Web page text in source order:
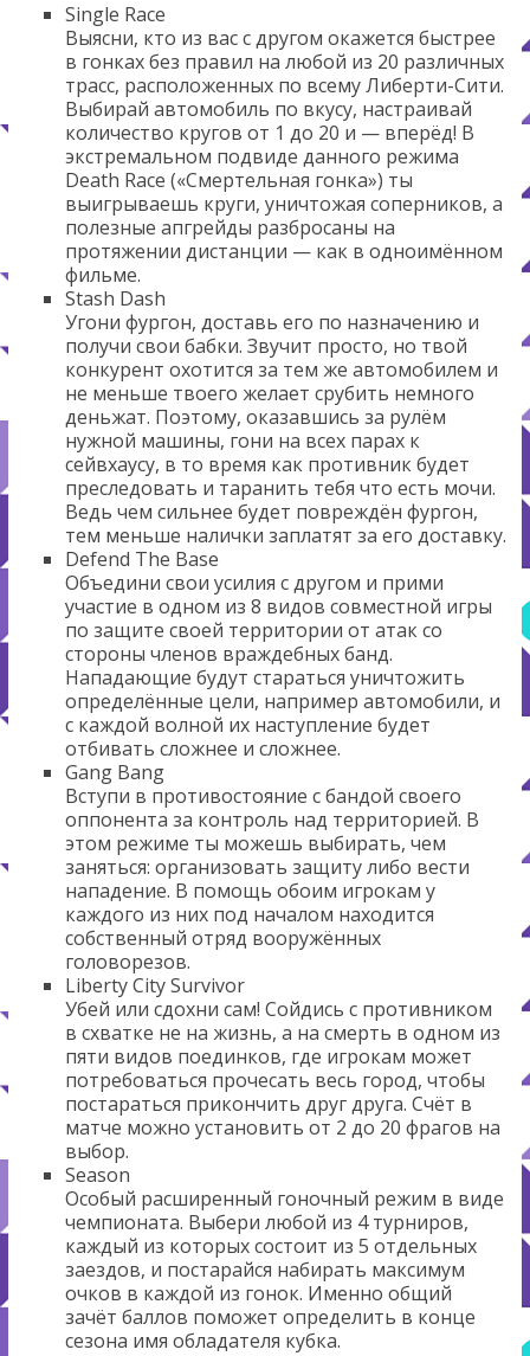
Single Race
Выясни, кто из вас с другом окажется быстрее
в гонках без правил на любой из 20 различных
трасс, расположенных по всему Либерти-Сити.
Выбирай автомобиль по вкусу, настраивай
количество кругов от 1 до 20 и — вперёд! В
экстремальном подвиде данного режима
Death Race («Смертельная гонка») ты
выигрываешь круги, уничтожая соперников, а
полезные апгрейды разбросаны на
протяжении дистанции — как в одноимённом
фильме.
Stash Dash
Угони фургон, доставь его по назначению и
получи свои бабки. Звучит просто, но твой
конкурент охотится за тем же автомобилем и
не меньше твоего желает срубить немного
деньжат. Поэтому, оказавшись за рулём
нужной машины, гони на всех парах к
сейвхаусу, в то время как противник будет
преследовать и таранить тебя что есть мочи.
Ведь чем сильнее будет повреждён фургон,
тем меньше налички заплатят за его доставку.
Defend The Base
Объедини свои усилия с другом и прими
участие в одном из 8 видов совместной игры
по защите своей территории от атак со
стороны членов враждебных банд.
Нападающие будут стараться уничтожить
определённые цели, например автомобили, и
с каждой волной их наступление будет
отбивать сложнее и сложнее.
Gang Bang
Вступи в противостояние с бандой своего
оппонента за контроль над территорией. В
этом режиме ты можешь выбирать, чем
заняться: организовать защиту либо вести
нападение. В помощь обоим игрокам у
каждого из них под началом находится
собственный отряд вооружённых
головорезов.
Liberty City Survivor
Убей или сдохни сам! Сойдись с противником
в схватке не на жизнь, а на смерть в одном из
пяти видов поединков, где игрокам может
потребоваться прочесать весь город, чтобы
постараться прикончить друг друга. Счёт в
матче можно установить от 2 до 20 фрагов на
выбор.
Season
Особый расширенный гоночный режим в виде
чемпионата. Выбери любой из 4 турниров,
каждый из которых состоит из 5 отдельных
заездов, и постарайся набирать максимум
очков в каждой из гонок. Именно общий
зачёт баллов поможет определить в конце
сезона имя обладателя кубка.